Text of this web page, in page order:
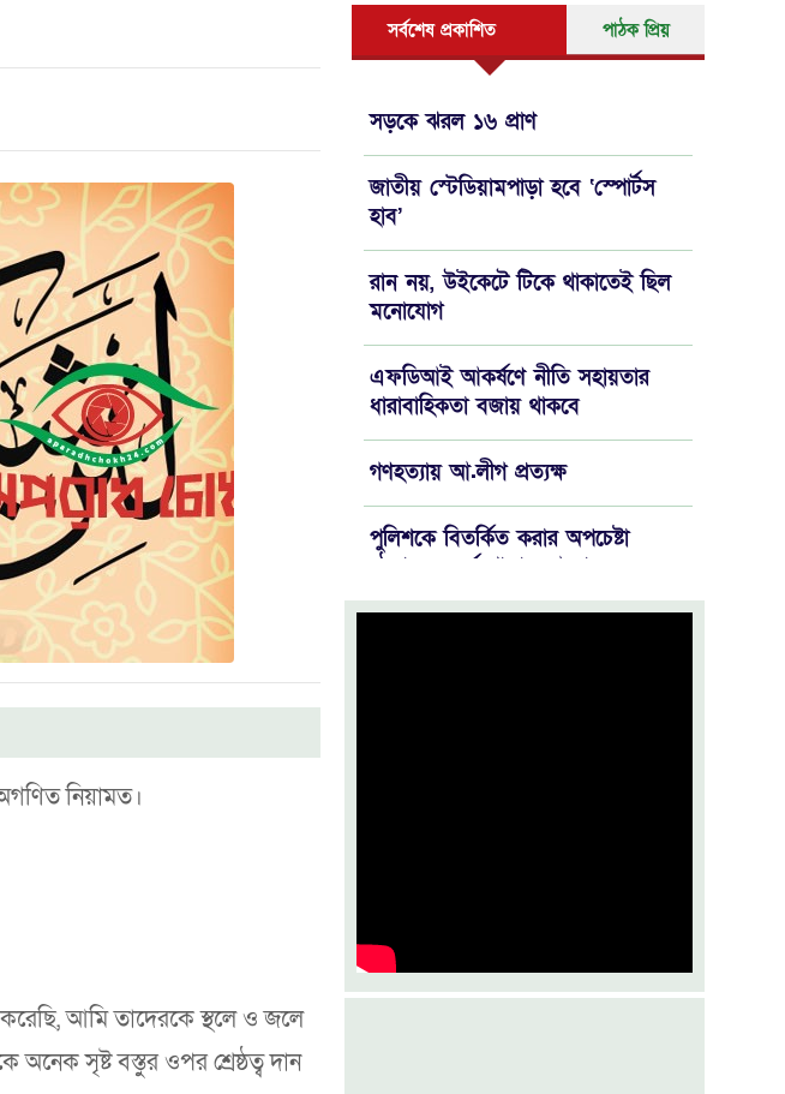
নিয়ামত।
আমি তাদেরকে স্থলে ও জলে
সৃষ্ট বস্তুর ওপর শ্রেষ্ঠত্ব দান
সর্বশেষ প্রকাশিত পাঠক প্রিয়
সড়কে ঝরল ১৬ প্রাণ
জাতীয় স্টেডিয়ামপাড়া হবে ‘স্পোর্টস
হাব’
রান নয়, উইকেটে টিকে থাকাতেই ছিল
মনোযোগ
এফডিআই আকর্ষণে নীতি সহায়তার
ধারাবাহিকতা বজায় থাকবে
গণহত্যায় আ.লীগ প্রত্যক্ষ
পুলিশকে বিতর্কিত করার অপচেষ্টা
ঠেকাতে সতর্ক থাকার আহ্বান